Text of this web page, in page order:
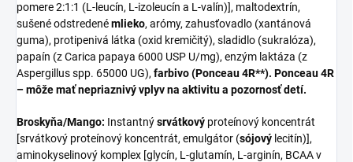
pomere 2:1:1 (L-leucín, L-izoleucín a L-valín)], maltodextrín,
sušené odstredenémlieko, arómy, zahusťovadlo (xantánová
guma), protipenivá látka (oxid kremičitý), sladidlo (sukralóza),
papaín (z Carica papaya 6000 USP U/mg), enzým laktáza (z
Aspergillus spp. 65000 UG), farbivo (Ponceau 4R**). Ponceau 4R
– môže mať nepriaznivý vplyv na aktivitu a pozornosť detí.
Broskyňa/Mango: Instantnýsrvátkový proteínový koncentrát
[srvátkový proteínový koncentrát, emulgátor (sójový lecitín)],
aminokyselinový komplex [glycín, L-glutamín, L-arginín, BCAA v